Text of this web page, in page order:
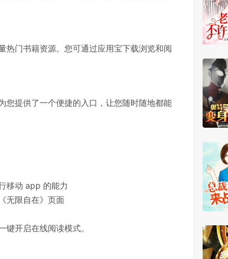
热门书籍资源。您可通过应用宝下载浏览和阅
您提供了一个便捷的入口，让您随时随地都能
移动 app 的能力
无限自在》页面
开启在线阅读模式。